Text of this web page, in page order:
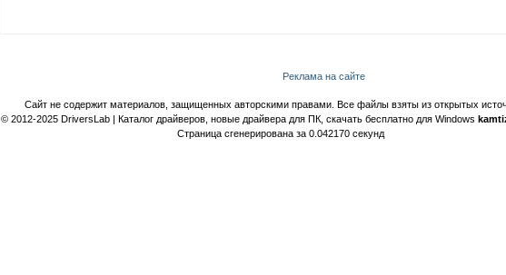
Реклама на сайте
Сайт не содержит материалов, защищенных авторскими правами. Все файлы взяты из открытых
© 2012-2025 DriversLab | Каталог драйверов, новые драйвера для ПК, скачать бесплатно для Windows
Страница сгенерирована за 0.042170 секунд